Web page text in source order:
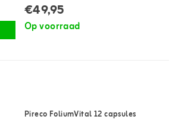
€49,95
Op voorraad
Pireco FoliumVital 12 capsules